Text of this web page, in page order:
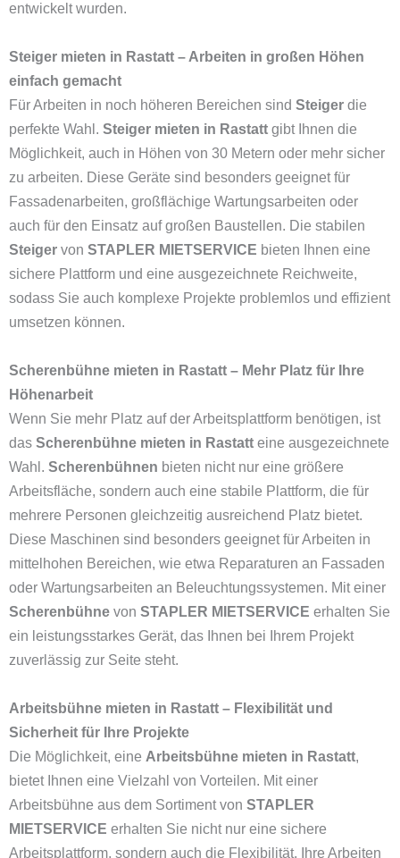
entwickelt wurden.
Steiger mieten in Rastatt – Arbeiten in großen Höhen
einfach gemacht
Für Arbeiten in noch höheren Bereichen sind Steiger die
perfekte Wahl. Steiger mieten in Rastatt gibt Ihnen die
Möglichkeit, auch in Höhen von 30 Metern oder mehr sicher
zu arbeiten. Diese Geräte sind besonders geeignet für
Fassadenarbeiten, großflächige Wartungsarbeiten oder
auch für den Einsatz auf großen Baustellen. Die stabilen
Steiger von STAPLER MIETSERVICE bieten Ihnen eine
sichere Plattform und eine ausgezeichnete Reichweite,
sodass Sie auch komplexe Projekte problemlos und effizient
umsetzen können.
Scherenbühne mieten in Rastatt – Mehr Platz für Ihre
Höhenarbeit
Wenn Sie mehr Platz auf der Arbeitsplattform benötigen, ist
das Scherenbühne mieten in Rastatt eine ausgezeichnete
Wahl. Scherenbühnen bieten nicht nur eine größere
Arbeitsfläche, sondern auch eine stabile Plattform, die für
mehrere Personen gleichzeitig ausreichend Platz bietet.
Diese Maschinen sind besonders geeignet für Arbeiten in
mittelhohen Bereichen, wie etwa Reparaturen an Fassaden
oder Wartungsarbeiten an Beleuchtungssystemen. Mit einer
Scherenbühne von STAPLER MIETSERVICE erhalten Sie
ein leistungsstarkes Gerät, das Ihnen bei Ihrem Projekt
zuverlässig zur Seite steht.
Arbeitsbühne mieten in Rastatt – Flexibilität und
Sicherheit für Ihre Projekte
Die Möglichkeit, eine Arbeitsbühne mieten in Rastatt,
bietet Ihnen eine Vielzahl von Vorteilen. Mit einer
Arbeitsbühne aus dem Sortiment von STAPLER
MIETSERVICE erhalten Sie nicht nur eine sichere
Arbeitsplattform, sondern auch die Flexibilität, Ihre Arbeiten